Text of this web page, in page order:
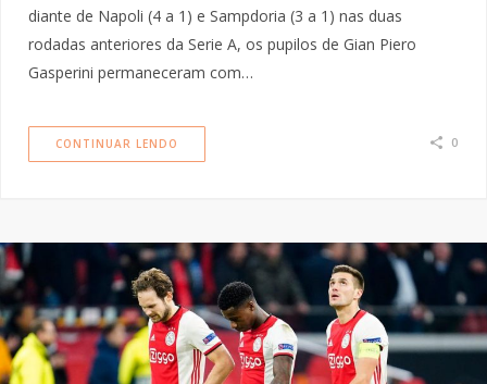
diante de Napoli (4 a 1) e Sampdoria (3 a 1) nas duas
rodadas anteriores da Serie A, os pupilos de Gian Piero
Gasperini permaneceram com…
CONTINUAR LENDO 0